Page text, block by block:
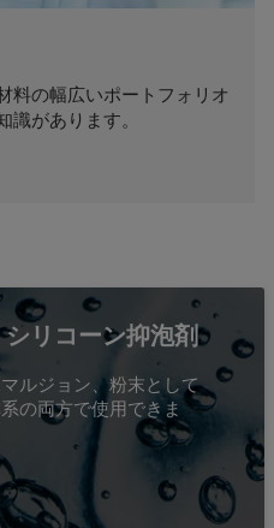
料の幅広いポートフォリオ
があります。
リコーン抑泡剤
ルジョン、粉末として
の両方で使用できま